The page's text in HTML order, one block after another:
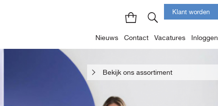
Nieuws Contact Vacatures Inloggen
Klant worden
Bekijk ons assortiment